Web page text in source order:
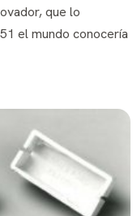
que lo
el mundo conocería